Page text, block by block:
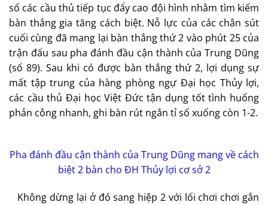
số các cầu thủ tiếp tục đẩy cao đội hình nhằm tìm kiếm
bàn thắng gia tăng cách biệt. Nỗ lực của các chân sút
cuối cùng đã mang lại bàn thắng thứ 2 vào phút 25 của
trận đấu sau pha đánh đầu cận thành của Trung Dũng
(số 89). Sau khi có được bàn thắng thứ 2, lợi dụng sự
mất tập trung của hàng phòng ngự Đại học Thủy lợi,
các cầu thủ Đại học Việt Đức tận dụng tốt tình huống
phản công nhanh, ghi bàn rút ngắn tỉ số xuống còn 1-2.
Pha đánh đầu cận thành của Trung Dũng mang về cách
biệt 2 bàn cho ĐH Thủy lợi cơ sở 2
Không dừng lại ở đó sang hiệp 2 với lối chơi chơi gắn